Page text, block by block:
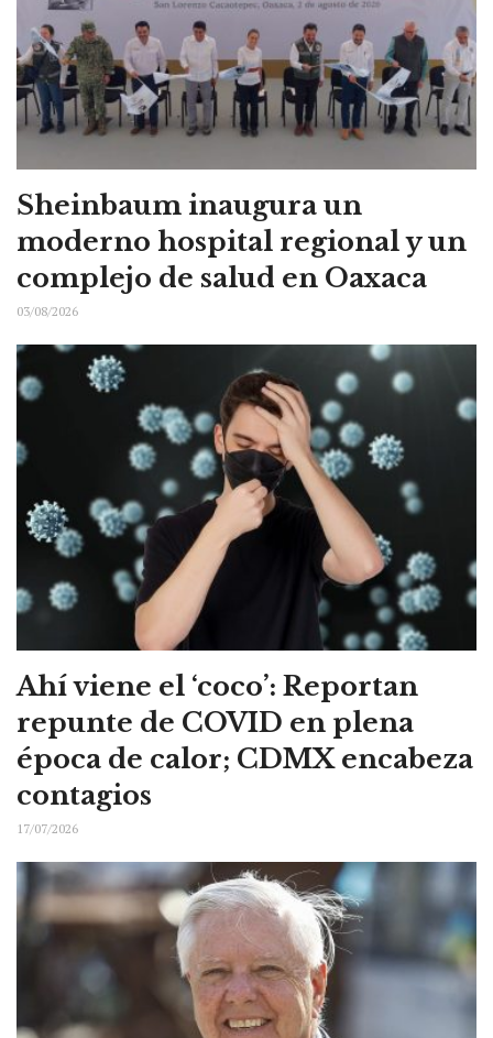
Sheinbaum inaugura un
moderno hospital regional y un
complejo de salud en Oaxaca
03/08/2026
Ahí viene el ‘coco’: Reportan
repunte de COVID en plena
época de calor; CDMX encabeza
contagios
17/07/2026